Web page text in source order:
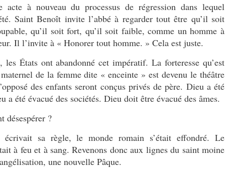
à nouveau du processus de régression dans lequel
Saint Benoît invite l’abbé à regarder tout être qu’il soit
qu’il soit fort, qu’il soit faible, comme un homme à
Il l’invite à « Honorer tout homme. » Cela est juste.
les États ont abandonné cet impératif. La forteresse qu’est
de la femme dite « enceinte » est devenu le théâtre
des enfants seront conçus privés de père. Dieu a été
a été évacué des sociétés. Dieu doit être évacué des âmes.
désespérer ?
écrivait sa règle, le monde romain s’était effondré. Le
à feu et à sang. Revenons donc aux lignes du saint moine
une nouvelle Pâque.